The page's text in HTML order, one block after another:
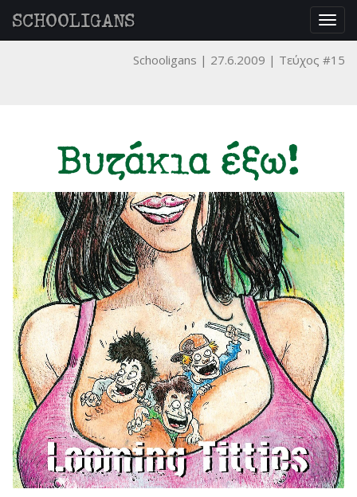
SCHOOLIGANS
Schooligans 27.6.2009 Τεύχος #15
Βυζάκια έξω!